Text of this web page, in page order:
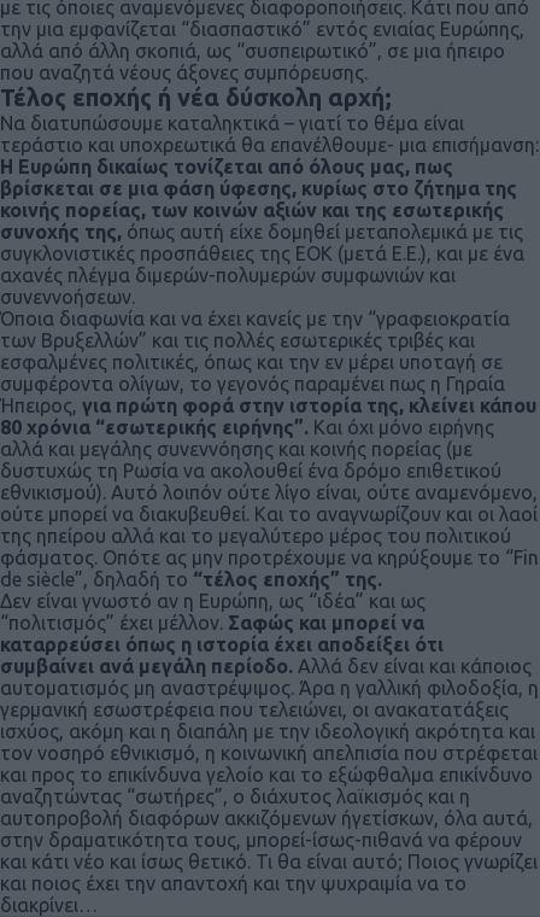
με τις όποιες αναμενόμενες διαφοροποιήσεις. Κάτι που από
την μια εμφανίζεται “διασπαστικό” εντός ενιαίας Ευρώπης,
αλλά από άλλη σκοπιά, ως “συσπειρωτικό”, σε μια ήπειρο
που αναζητά νέους άξονες συμπόρευσης.
Τέλος εποχής ή νέα δύσκολη αρχή;
Να διατυπώσουμε καταληκτικά – γιατί το θέμα είναι
τεράστιο και υποχρεωτικά θα επανέλθουμε- μια επισήμανση:
Η Ευρώπη δικαίως τονίζεται από όλους μας, πως
βρίσκεται σε μια φάση ύφεσης, κυρίως στο ζήτημα της
κοινής πορείας, των κοινών αξιών και της εσωτερικής
συνοχής της, όπως αυτή είχε δομηθεί μεταπολεμικά με τις
συγκλονιστικές προσπάθειες της ΕΟΚ (μετά Ε.Ε.), και με ένα
αχανές πλέγμα διμερών-πολυμερών συμφωνιών και
συνεννοήσεων.
Όποια διαφωνία και να έχει κανείς με την “γραφειοκρατία
των Βρυξελλών” και τις πολλές εσωτερικές τριβές και
εσφαλμένες πολιτικές, όπως και την εν μέρει υποταγή σε
συμφέροντα ολίγων, το γεγονός παραμένει πως η Γηραία
Ήπειρος, για πρώτη φορά στην ιστορία της, κλείνει κάπου
80 χρόνια “εσωτερικής ειρήνης”. Και όχι μόνο ειρήνης
αλλά και μεγάλης συνεννόησης και κοινής πορείας (με
δυστυχώς τη Ρωσία να ακολουθεί ένα δρόμο επιθετικού
εθνικισμού). Αυτό λοιπόν ούτε λίγο είναι, ούτε αναμενόμενο,
ούτε μπορεί να διακυβευθεί. Και το αναγνωρίζουν και οι λαοί
της ηπείρου αλλά και το μεγαλύτερο μέρος του πολιτικού
φάσματος. Οπότε ας μην προτρέχουμε να κηρύξουμε το “Fin
de siècle”, δηλαδή το “τέλος εποχής” της.
Δεν είναι γνωστό αν η Ευρώπη, ως “ιδέα” και ως
“πολιτισμός” έχει μέλλον. Σαφώς και μπορεί να
καταρρεύσει όπως η ιστορία έχει αποδείξει ότι
συμβαίνει ανά μεγάλη περίοδο. Αλλά δεν είναι και κάποιος
αυτοματισμός μη αναστρέψιμος. Άρα η γαλλική φιλοδοξία, η
γερμανική εσωστρέφεια που τελειώνει, οι ανακατατάξεις
ισχύος, ακόμη και η διαπάλη με την ιδεολογική ακρότητα και
τον νοσηρό εθνικισμό, η κοινωνική απελπισία που στρέφεται
και προς το επικίνδυνα γελοίο και το εξώφθαλμα επικίνδυνο
αναζητώντας “σωτήρες”, ο διάχυτος λαϊκισμός και η
αυτοπροβολή διαφόρων ακκιζόμενων ήγετίσκων, όλα αυτά,
στην δραματικότητα τους, μπορεί-ίσως-πιθανά να φέρουν
και κάτι νέο και ίσως θετικό. Τι θα είναι αυτό; Ποιος γνωρίζει
και ποιος έχει την απαντοχή και την ψυχραιμία να το
διακρίνει…